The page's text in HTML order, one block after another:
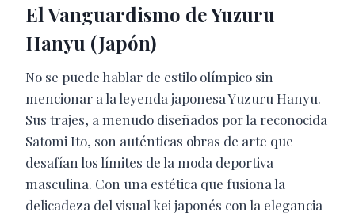
El Vanguardismo de Yuzuru
Hanyu (Japón)
No se puede hablar de estilo olímpico sin
mencionar a la leyenda japonesa Yuzuru Hanyu.
Sus trajes, a menudo diseñados por la reconocida
Satomi Ito, son auténticas obras de arte que
desafían los límites de la moda deportiva
masculina. Con una estética que fusiona la
delicadeza del visual kei japonés con la elegancia